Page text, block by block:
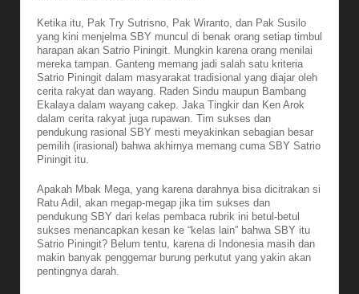
Ketika itu, Pak Try Sutrisno, Pak Wiranto, dan Pak Susilo
yang kini menjelma SBY muncul di benak orang setiap timbul
harapan akan Satrio Piningit. Mungkin karena orang menilai
mereka tampan. Ganteng memang jadi salah satu kriteria
Satrio Piningit dalam masyarakat tradisional yang diajar oleh
cerita rakyat dan wayang. Raden Sindu maupun Bambang
Ekalaya dalam wayang cakep. Jaka Tingkir dan Ken Arok
dalam cerita rakyat juga rupawan. Tim sukses dan
pendukung rasional SBY mesti meyakinkan sebagian besar
pemilih (irasional) bahwa akhirnya memang cuma SBY Satrio
Piningit itu.
Apakah Mbak Mega, yang karena darahnya bisa dicitrakan si
Ratu Adil, akan megap-megap jika tim sukses dan
pendukung SBY dari kelas pembaca rubrik ini betul-betul
sukses menancapkan kesan ke “kelas lain” bahwa SBY itu
Satrio Piningit? Belum tentu, karena di Indonesia masih dan
makin banyak penggemar burung perkutut yang yakin akan
pentingnya darah.